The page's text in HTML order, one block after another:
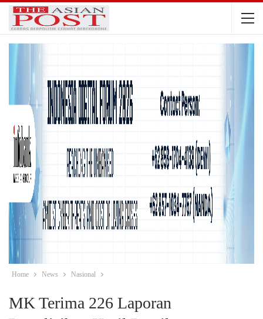
Home News Nasional
MK Terima 226 Laporan